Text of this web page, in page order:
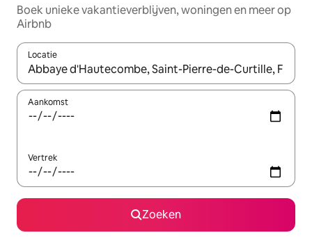
Boek unieke vakantieverblijven, woningen en meer op
Airbnb
Locatie
Wanneer er resultaten beschikbaar zijn, maak je een keuze
Aankomst
Vertrek
Zoeken